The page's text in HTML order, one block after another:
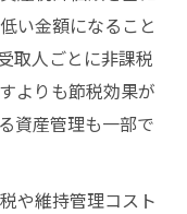
い金額になること
取人ごとに非課税
よりも節税効果が
資産管理も一部で
や維持管理コスト